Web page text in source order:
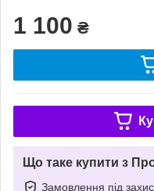
1 100 ₴
Що таке купити з
Замовлення під